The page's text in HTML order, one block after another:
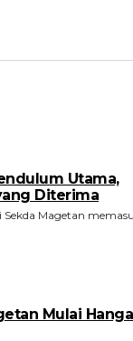
Utama,
Diterima
Sekda Magetan
Mulai